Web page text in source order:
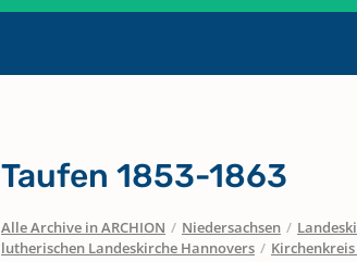
Taufen 1853-1863
Alle Archive in ARCHION / Niedersachsen /
lutherischen Landeskirche Hannovers / Kirchenkreis